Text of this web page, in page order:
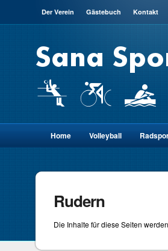
Der Verein Gästebuch Kontakt
Home Volleyball
Rudern
Die Inhalte für diese Seiten